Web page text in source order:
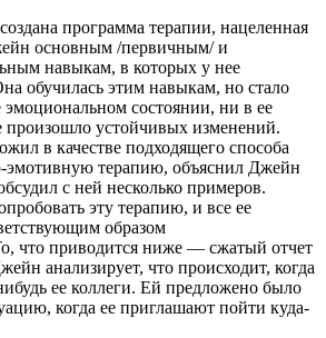
программа терапии, нацеленная
основным /первичным/ и
навыкам, в которых у нее
обучилась этим навыкам, но стало
эмоциональном состоянии, ни в ее
произошло устойчивых изменений.
в качестве подходящего способа
эмотивную терапию, объяснил Джейн
с ней несколько примеров.
эту терапию, и все ее
образом
что приводится ниже — сжатый отчет
анализирует, что происходит, когда
ее коллеги. Ей предложено было
когда ее приглашают пойти куда-